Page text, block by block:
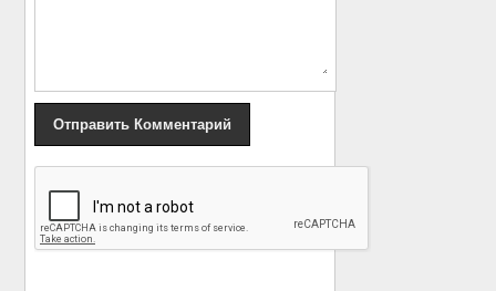
В Беларуси умер
известный композитор
Эдуард Зарицкий
«БИ-2» выступил в
костюме медведя